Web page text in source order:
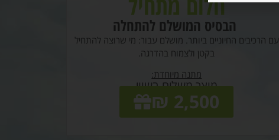
הבסיס המושלם להתחלה
עם הרכיבים החיוניים ביותר. מושלם עבור: מי שרוצה להתחיל
בקטן ולצמוח בהדרגה.
מתנה מיוחדת:
מוצר משלים בשווי
2,500 ₪